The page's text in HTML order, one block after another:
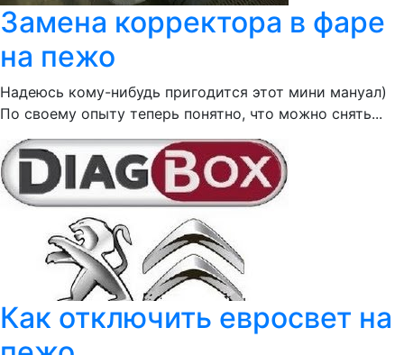
Замена корректора в фаре
на пежо
Надеюсь кому-нибудь пригодится этот мини мануал)
По своему опыту теперь понятно, что можно снять...
Как отключить евросвет на